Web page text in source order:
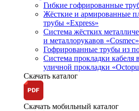
Гибкие гофрированные
Жёсткие и армированные
трубы «Express»
Система жёстких
и металлорукавов «Cosmec»
Гофрированные трубы из
Система прокладки кабеля
уличной прокладки
Скачать каталог
Скачать мобильный каталог